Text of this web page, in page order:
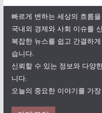
빠르게 변하는 세상의 흐름
국내외 경제와 사회 이슈를
복잡한 뉴스를 쉽고 간결하
습니다.
신뢰할 수 있는 정보와 다양
니다.
오늘의 중요한 이야기를 가